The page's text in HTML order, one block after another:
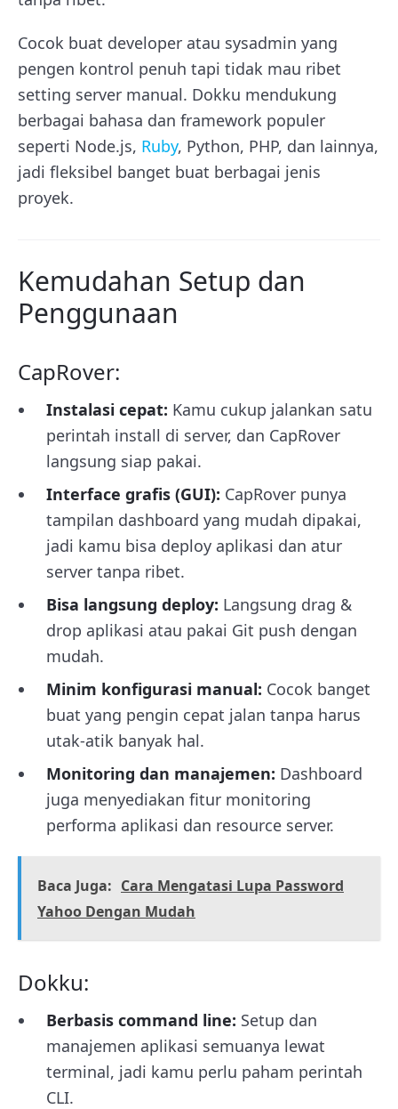
Cocok buat developer atau sysadmin yang
pengen kontrol penuh tapi tidak mau ribet
setting server manual. Dokku mendukung
berbagai bahasa dan framework populer
seperti Node.js, Ruby, Python, PHP, dan lainnya,
jadi fleksibel banget buat berbagai jenis
proyek.
Kemudahan Setup dan
Penggunaan
CapRover:
Instalasi cepat: Kamu cukup jalankan satu
perintah install di server, dan CapRover
langsung siap pakai.
Interface grafis (GUI): CapRover punya
tampilan dashboard yang mudah dipakai,
jadi kamu bisa deploy aplikasi dan atur
server tanpa ribet.
Bisa langsung deploy: Langsung drag &
drop aplikasi atau pakai Git push dengan
mudah.
Minim konfigurasi manual: Cocok banget
buat yang pengin cepat jalan tanpa harus
utak-atik banyak hal.
Monitoring dan manajemen: Dashboard
juga menyediakan fitur monitoring
performa aplikasi dan resource server.
Baca Juga: Cara Mengatasi Lupa Password
Yahoo Dengan Mudah
Dokku:
Berbasis command line: Setup dan
manajemen aplikasi semuanya lewat
terminal, jadi kamu perlu paham perintah
CLI.